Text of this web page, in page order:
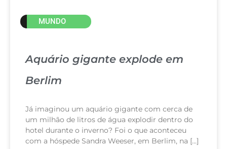
MUNDO
Aquário gigante explode em
Berlim
Já imaginou um aquário gigante com cerca de
um milhão de litros de água explodir dentro do
hotel durante o inverno? Foi o que aconteceu
com a hóspede Sandra Weeser, em Berlim, na […]